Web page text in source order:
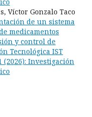
Víctor Gonzalo Taco
de un sistema
medicamentos
y control de
Tecnológica IST
(2026): Investigación